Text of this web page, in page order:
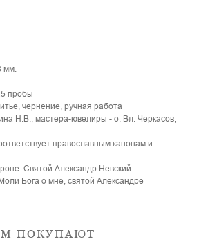
мм.
пробы
чернение, ручная работа
Н.В., мастера-ювелиры - о. Вл. Черкасов,
православным канонам и
Святой Александр Невский
Бога о мне, святой Александре
ПОКУПАЮТ